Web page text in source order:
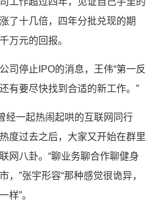
了十几倍，四年分批兑现的期
万元的回报。
司停止IPO的消息，王伟“第一反
有要尽快找到合适的新工作。”
经一起热闹起哄的互联网同行
度过去之后，大家又开始在群里
网八卦。“聊业务聊合作聊健身
，”张宇形容“那种感觉很诡异，
样”。